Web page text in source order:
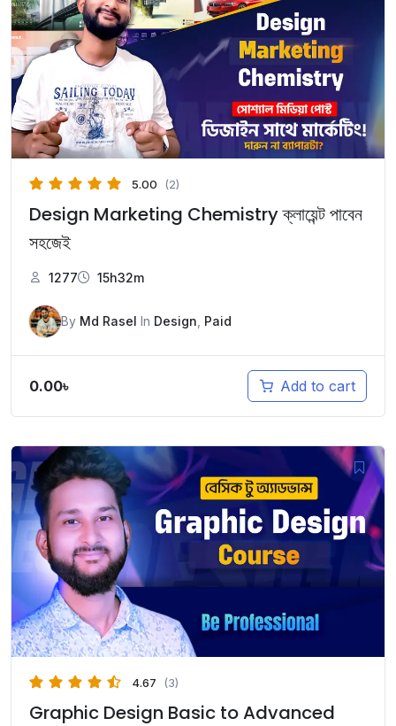
5.00 (2)
Design Marketing Chemistry ক্লায়েন্ট পাবেন
সহজেই
1277 15h32m
By Md Rasel In Design Paid
0.00৳ Add to cart
4.67 (3)
Graphic Design Basic to Advanced